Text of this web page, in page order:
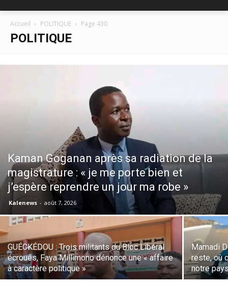
Accueil POLITIQUE Page 430
POLITIQUE
Kaman Goganan après sa radiation de la
magistrature : « je me porte bien et
j’espère reprendre un jour ma robe »
Kalenews - août 7, 2026
GUÉCKÉDOU : Trois militants du Bloc Libéral
écroués, Faya Millimono dénonce une « affaire
à caractère politique »
Mamadi
reste, où
notre